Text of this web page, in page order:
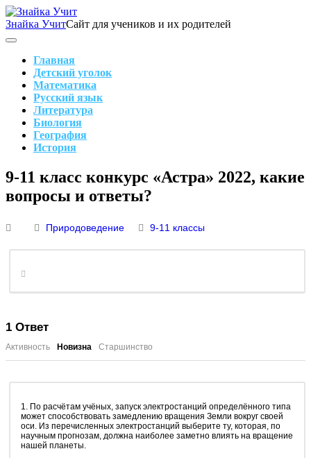
Skip
to
content
Знайка УчитСайт для учеников и их родителей
Search
Main
Navigation
Главная
Детский уголок
Математика
Русский язык
Литература
Биология
География
История
Search
9-11 класс конкурс «Астра» 2022, какие
вопросы и ответы?
Природоведение 9-11 классы
1 Ответ
Активность Новизна Старшинство
1. По расчётам учёных, запуск электростанций определённого типа
может способствовать замедлению вращения Земли вокруг своей
оси. Из перечисленных электростанций выберите ту, которая, по
научным прогнозам, должна наиболее заметно влиять на вращение
нашей планеты.